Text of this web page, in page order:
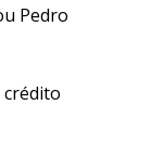
Pedro
crédito